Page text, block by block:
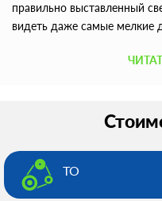
правильно выставленный
видеть даже самые мелкие
ТО